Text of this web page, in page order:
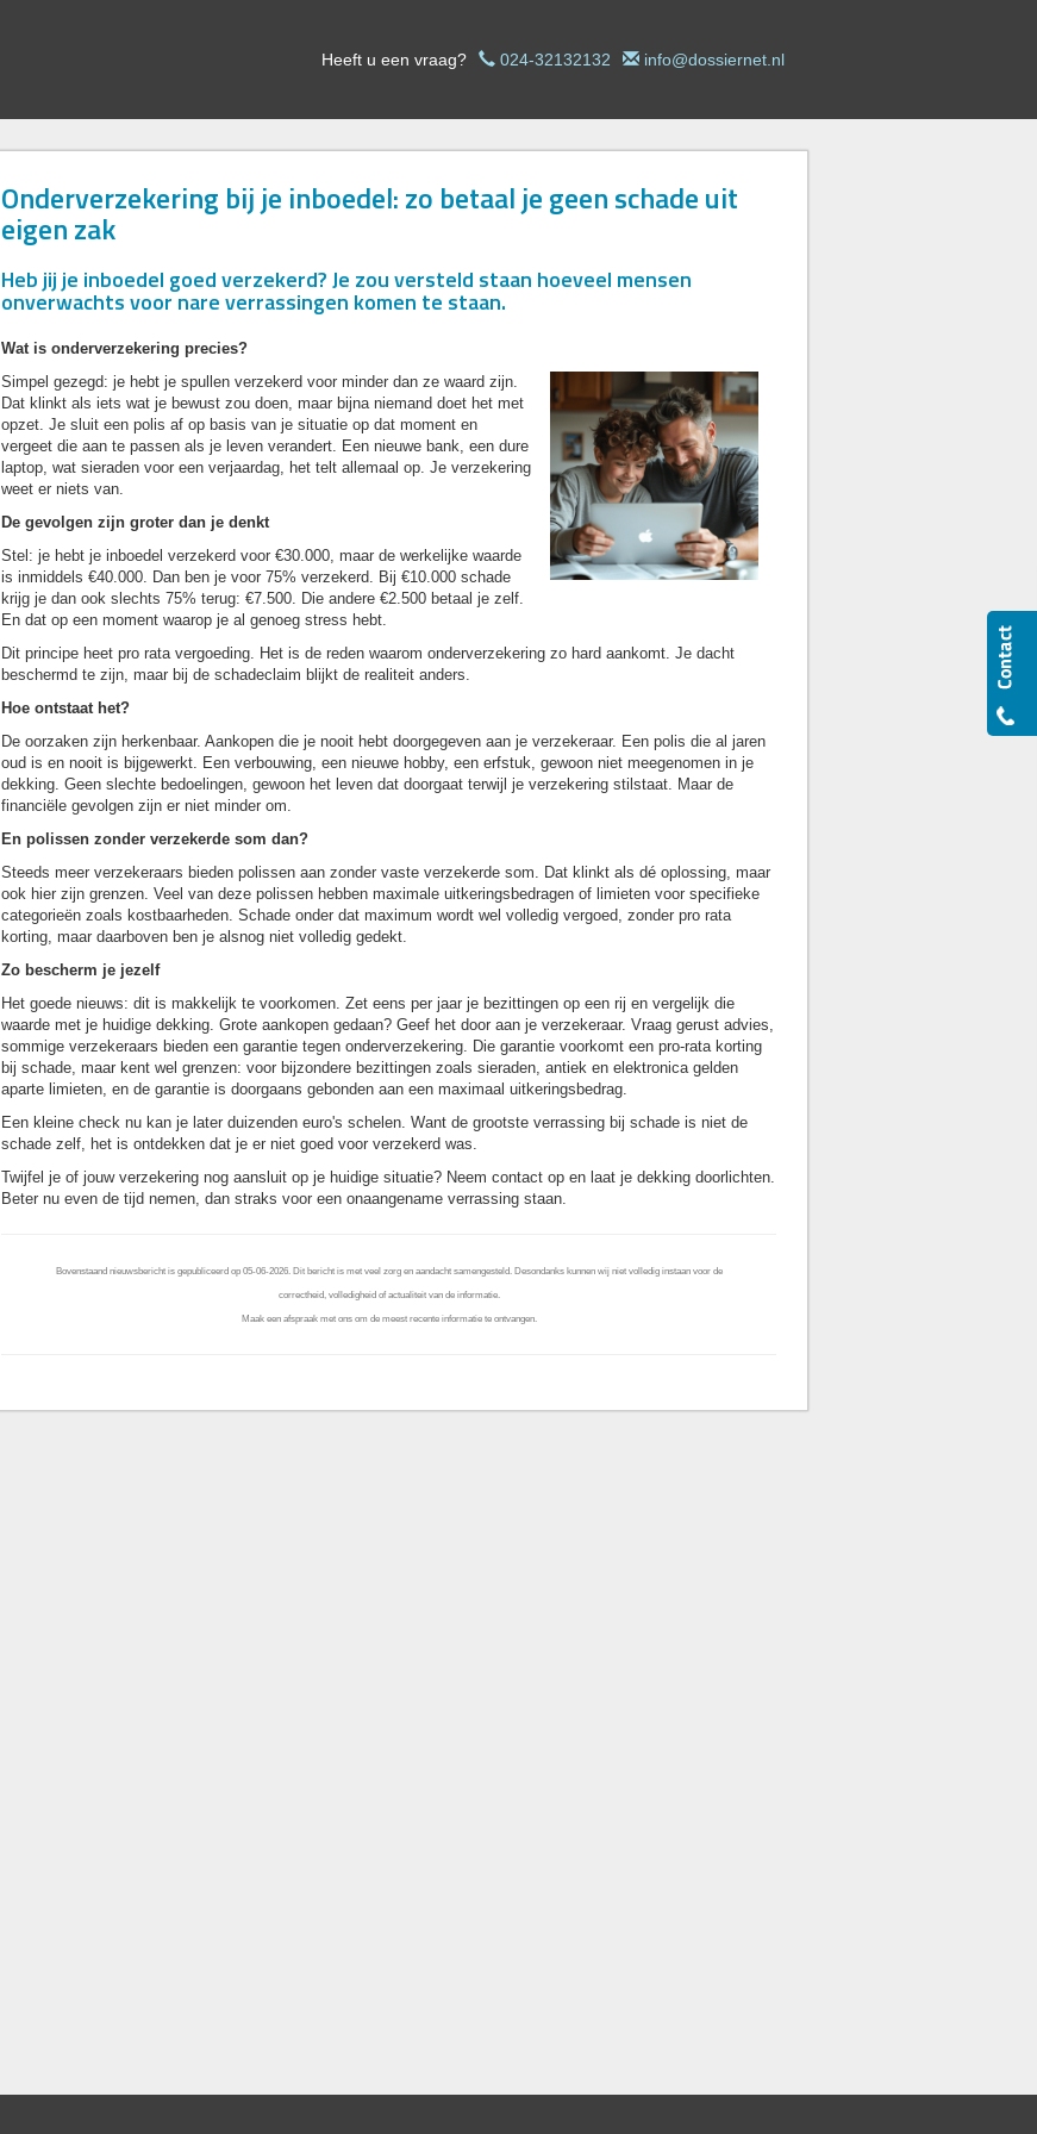
Heeft u een vraag? 024-32132132 info@dossiernet.nl
Onderverzekering bij je inboedel: zo betaal je geen schade uit
eigen zak
Heb jij je inboedel goed verzekerd? Je zou versteld staan hoeveel mensen
onverwachts voor nare verrassingen komen te staan.
Wat is onderverzekering precies?
Simpel gezegd: je hebt je spullen verzekerd voor minder dan ze waard zijn.
Dat klinkt als iets wat je bewust zou doen, maar bijna niemand doet het met
opzet. Je sluit een polis af op basis van je situatie op dat moment en
vergeet die aan te passen als je leven verandert. Een nieuwe bank, een dure
laptop, wat sieraden voor een verjaardag, het telt allemaal op. Je verzekering
weet er niets van.
De gevolgen zijn groter dan je denkt
Stel: je hebt je inboedel verzekerd voor €30.000, maar de werkelijke waarde
is inmiddels €40.000. Dan ben je voor 75% verzekerd. Bij €10.000 schade
krijg je dan ook slechts 75% terug: €7.500. Die andere €2.500 betaal je zelf.
En dat op een moment waarop je al genoeg stress hebt.
Dit principe heet pro rata vergoeding. Het is de reden waarom onderverzekering zo hard aankomt. Je dacht
beschermd te zijn, maar bij de schadeclaim blijkt de realiteit anders.
Hoe ontstaat het?
De oorzaken zijn herkenbaar. Aankopen die je nooit hebt doorgegeven aan je verzekeraar. Een polis die al jaren
oud is en nooit is bijgewerkt. Een verbouwing, een nieuwe hobby, een erfstuk, gewoon niet meegenomen in je
dekking. Geen slechte bedoelingen, gewoon het leven dat doorgaat terwijl je verzekering stilstaat. Maar de
financiële gevolgen zijn er niet minder om.
En polissen zonder verzekerde som dan?
Steeds meer verzekeraars bieden polissen aan zonder vaste verzekerde som. Dat klinkt als dé oplossing, maar
ook hier zijn grenzen. Veel van deze polissen hebben maximale uitkeringsbedragen of limieten voor specifieke
categorieën zoals kostbaarheden. Schade onder dat maximum wordt wel volledig vergoed, zonder pro rata
korting, maar daarboven ben je alsnog niet volledig gedekt.
Zo bescherm je jezelf
Het goede nieuws: dit is makkelijk te voorkomen. Zet eens per jaar je bezittingen op een rij en vergelijk die
waarde met je huidige dekking. Grote aankopen gedaan? Geef het door aan je verzekeraar. Vraag gerust advies,
sommige verzekeraars bieden een garantie tegen onderverzekering. Die garantie voorkomt een pro-rata korting
bij schade, maar kent wel grenzen: voor bijzondere bezittingen zoals sieraden, antiek en elektronica gelden
aparte limieten, en de garantie is doorgaans gebonden aan een maximaal uitkeringsbedrag.
Een kleine check nu kan je later duizenden euro's schelen. Want de grootste verrassing bij schade is niet de
schade zelf, het is ontdekken dat je er niet goed voor verzekerd was.
Twijfel je of jouw verzekering nog aansluit op je huidige situatie? Neem contact op en laat je dekking doorlichten.
Beter nu even de tijd nemen, dan straks voor een onaangename verrassing staan.
Bovenstaand nieuwsbericht is gepubliceerd op 05-06-2026. Dit bericht is met veel zorg en aandacht samengesteld. Desondanks kunnen wij niet volledig instaan voor de
correctheid, volledigheid of actualiteit van de informatie.
Maak een afspraak met ons om de meest recente informatie te ontvangen.